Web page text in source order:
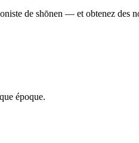
de shōnen — et obtenez des
époque.